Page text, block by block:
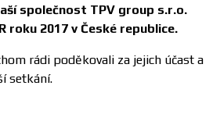
společnost TPV group s.r.o.
roku 2017 v České republice.
rádi poděkovali za jejich účast a
setkání.